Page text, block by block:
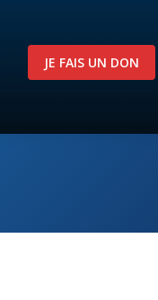
JE FAIS UN DON
JE FAIS UN DON